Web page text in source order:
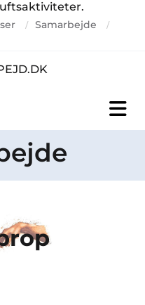
/ Samarbejde /